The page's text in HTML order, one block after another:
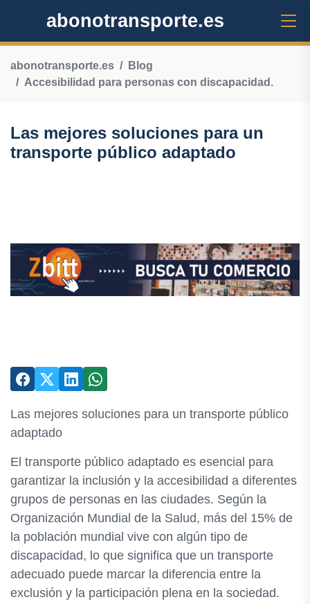
abonotransporte.es
abonotransporte.es
Blog
Accesibilidad para personas con discapacidad.
Las mejores soluciones para un
transporte público adaptado
Las mejores soluciones para un transporte público
adaptado
El transporte público adaptado es esencial para
garantizar la inclusión y la accesibilidad a diferentes
grupos de personas en las ciudades. Según la
Organización Mundial de la Salud, más del 15% de
la población mundial vive con algún tipo de
discapacidad, lo que significa que un transporte
adecuado puede marcar la diferencia entre la
exclusión y la participación plena en la sociedad.